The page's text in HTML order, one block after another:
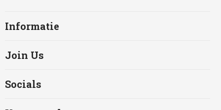
Informatie
Join Us
Socials